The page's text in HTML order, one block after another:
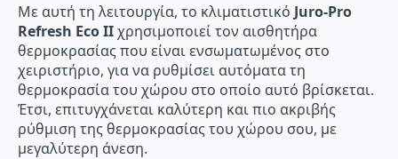
Με αυτή τη λειτουργία, το κλιματιστικό Juro-Pro
Refresh Eco IIχρησιμοποιεί τον αισθητήρα
θερμοκρασίας που είναι ενσωματωμένος στο
χειριστήριο, για να ρυθμίσει αυτόματα τη
θερμοκρασία του χώρου στο οποίο αυτό βρίσκεται.
Έτσι, επιτυγχάνεται καλύτερη και πιο ακριβής
ρύθμιση της θερμοκρασίας του χώρου σου, με
μεγαλύτερη άνεση.